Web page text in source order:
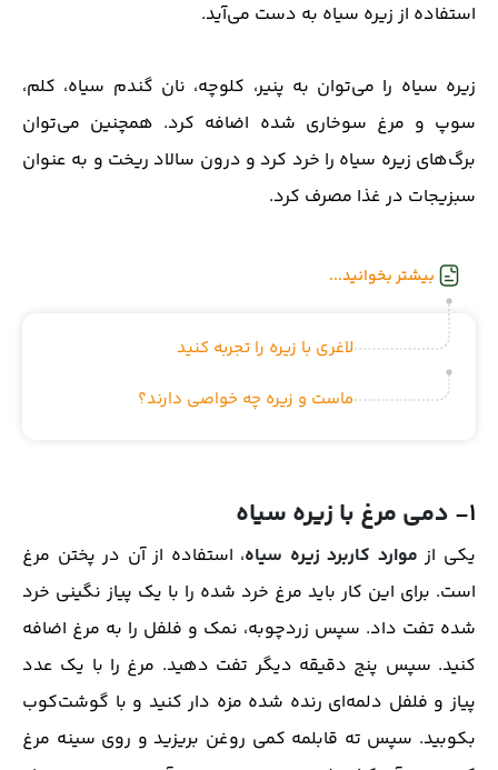
استفاده از زیره سیاه به دست می‌آید.
زیره سیاه را می‌توان به پنیر، کلوچه، نان گندم سیاه، کلم،
سوپ و مرغ سوخاری شده اضافه کرد. همچنین می‌توان
برگ‌های زیره سیاه را خرد کرد و درون سالاد ریخت و به عنوان
سبزیجات در غذا مصرف کرد.
بیشتر بخوانید...
لاغری با زیره را تجربه کنید
ماست و زیره چه خواصی دارند؟
۱- دمی مرغ با زیره سیاه
یکی از موارد کاربرد زیره سیاه، استفاده از آن در پختن مرغ
است. برای این کار باید مرغ خرد شده را با یک پیاز نگینی خرد
شده تفت داد. سپس زردچوبه، نمک و فلفل را به مرغ اضافه
کنید. سپس پنج دقیقه دیگر تفت دهید. مرغ را با یک عدد
پیاز و فلفل دلمه‌ای رنده شده مزه دار کنید و با گوشت‌کوب
بکوبید. سپس ته قابلمه کمی روغن بریزید و روی سینه مرغ